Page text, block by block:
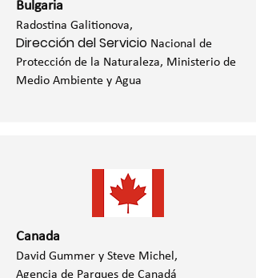
Bulgaria
Radostina Galitionova,
Dirección del Servicio Nacional de
Protección de la Naturaleza, Ministerio de
Medio Ambiente y Agua
Canada
David Gummer y Steve Michel,
Agencia de Parques de Canadá